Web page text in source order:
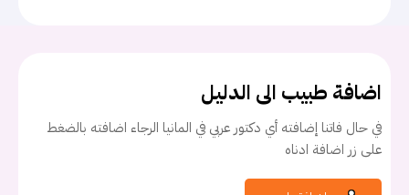
اضافة طبيب الى الدليل
في حال فاتنا إضافته أي دكتور عربي في المانيا الرجاء اضافته بالضغط
على زر اضافة ادناه